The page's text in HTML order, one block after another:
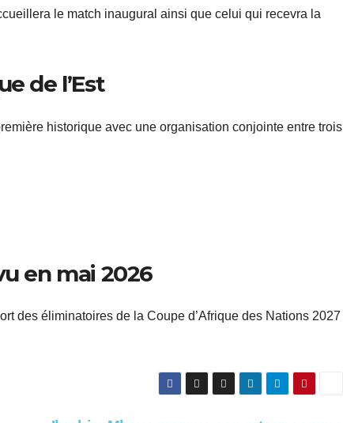
le match inaugural ainsi que celui qui recevra la
de l’Est
historique avec une organisation conjointe entre trois
en mai 2026
des éliminatoires de la Coupe d’Afrique des Nations 2027